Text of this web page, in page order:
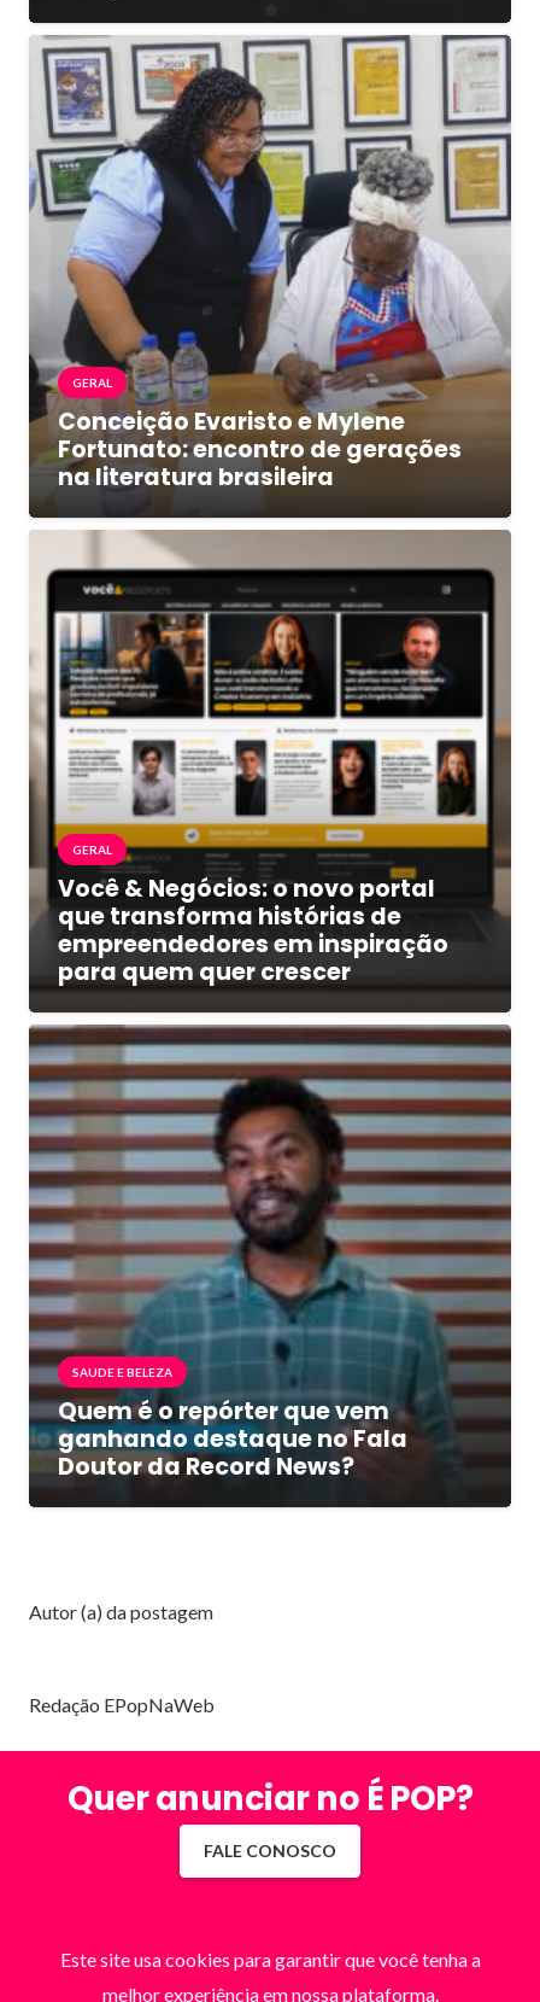
GERAL
Conceição Evaristo e Mylene
Fortunato: encontro de gerações
na literatura brasileira
GERAL
Você & Negócios: o novo portal
que transforma histórias de
empreendedores em inspiração
para quem quer crescer
SAUDE E BELEZA
Quem é o repórter que vem
ganhando destaque no Fala
Doutor da Record News?
Autor (a) da postagem
Redação EPopNaWeb
Quer anunciar no É POP?
FALE CONOSCO
Este site usa cookies para garantir que você tenha a
melhor experiência em nossa plataforma.